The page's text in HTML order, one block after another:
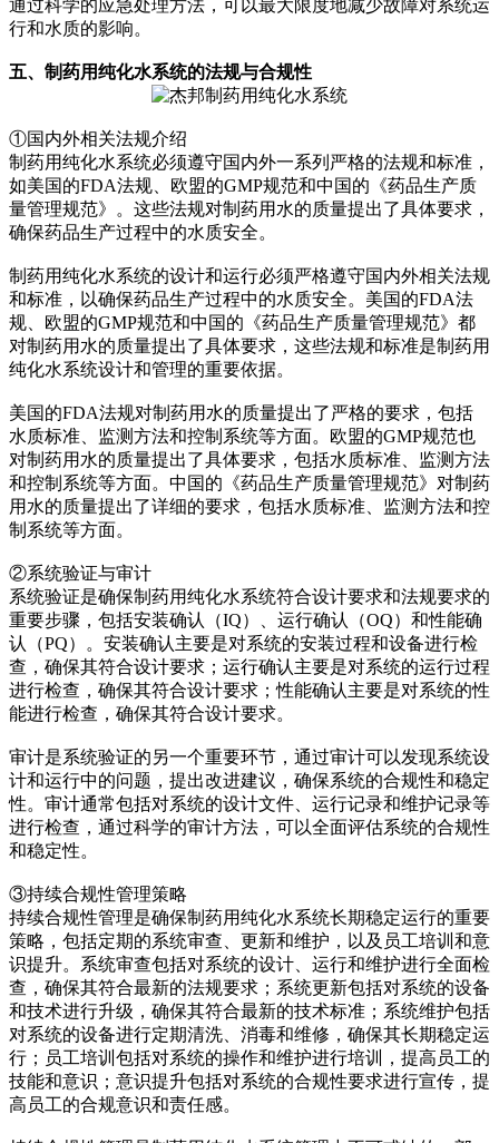
通过科学的应急处理方法，可以最大限度地减少故障对系统运
行和水质的影响。
五、制药用纯化水系统的法规与合规性
①国内外相关法规介绍
制药用纯化水系统必须遵守国内外一系列严格的法规和标准，
如美国的FDA法规、欧盟的GMP规范和中国的《药品生产质
量管理规范》。这些法规对制药用水的质量提出了具体要求，
确保药品生产过程中的水质安全。
制药用纯化水系统的设计和运行必须严格遵守国内外相关法规
和标准，以确保药品生产过程中的水质安全。美国的FDA法
规、欧盟的GMP规范和中国的《药品生产质量管理规范》都
对制药用水的质量提出了具体要求，这些法规和标准是制药用
纯化水系统设计和管理的重要依据。
美国的FDA法规对制药用水的质量提出了严格的要求，包括
水质标准、监测方法和控制系统等方面。欧盟的GMP规范也
对制药用水的质量提出了具体要求，包括水质标准、监测方法
和控制系统等方面。中国的《药品生产质量管理规范》对制药
用水的质量提出了详细的要求，包括水质标准、监测方法和控
制系统等方面。
②系统验证与审计
系统验证是确保制药用纯化水系统符合设计要求和法规要求的
重要步骤，包括安装确认（IQ）、运行确认（OQ）和性能确
认（PQ）。安装确认主要是对系统的安装过程和设备进行检
查，确保其符合设计要求；运行确认主要是对系统的运行过程
进行检查，确保其符合设计要求；性能确认主要是对系统的性
能进行检查，确保其符合设计要求。
审计是系统验证的另一个重要环节，通过审计可以发现系统设
计和运行中的问题，提出改进建议，确保系统的合规性和稳定
性。审计通常包括对系统的设计文件、运行记录和维护记录等
进行检查，通过科学的审计方法，可以全面评估系统的合规性
和稳定性。
③持续合规性管理策略
持续合规性管理是确保制药用纯化水系统长期稳定运行的重要
策略，包括定期的系统审查、更新和维护，以及员工培训和意
识提升。系统审查包括对系统的设计、运行和维护进行全面检
查，确保其符合最新的法规要求；系统更新包括对系统的设备
和技术进行升级，确保其符合最新的技术标准；系统维护包括
对系统的设备进行定期清洗、消毒和维修，确保其长期稳定运
行；员工培训包括对系统的操作和维护进行培训，提高员工的
技能和意识；意识提升包括对系统的合规性要求进行宣传，提
高员工的合规意识和责任感。